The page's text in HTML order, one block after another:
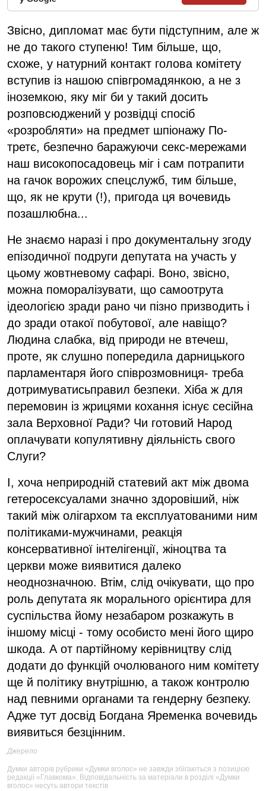
Звісно, дипломат має бути підступним, але ж
не до такого ступеню! Тим більше, що,
схоже, у натурний контакт голова комітету
вступив із нашою співгромадянкою, а не з
іноземкою, яку міг би у такий досить
розповсюджений у розвідці спосіб
«розробляти» на предмет шпіонажу По-
третє, безпечно баражуючи секс-мережами
наш високопосадовець міг і сам потрапити
на гачок ворожих спецслужб, тим більше,
що, як не крути (!), пригода ця вочевидь
позашлюбна...
Не знаємо наразі і про документальну згоду
епізодичної подруги депутата на участь у
цьому жовтневому сафарі. Воно, звісно,
можна поморалізувати, що самоотрута
ідеологією зради рано чи пізно призводить і
до зради отакої побутової, але навіщо?
Людина слабка, від природи не втечеш,
проте, як слушно попередила дарницького
парламентаря його співрозмовниця- треба
дотримуватисьправил безпеки. Хіба ж для
перемовин із жрицями кохання існує сесійна
зала Верховної Ради? Чи готовий Народ
оплачувати копулятивну діяльність свого
Слуги?
І, хоча неприродній статевий акт між двома
гетеросексуалами значно здоровіший, ніж
такий між олігархом та експлуатованими ним
політиками-мужчинами, реакція
консервативної інтелігенції, жіноцтва та
церкви може виявитися далеко
неоднозначною. Втім, слід очікувати, що про
роль депутата як морального орієнтира для
суспільства йому незабаром розкажуть в
іншому місці - тому особисто мені його щиро
шкода. А от партійному керівництву слід
додати до функцій очолюваного ним комітету
ще й політику внутрішню, а також контролю
над певними органами та гендерну безпеку.
Адже тут досвід Богдана Яременка вочевидь
виявиться безцінним.
Джерело
Думки авторів рубрики «Думки вголос» не завжди збігаються з позицією
редакції «Главкома». Відповідальність за матеріали в розділі «Думки
вголос» несуть автори текстів